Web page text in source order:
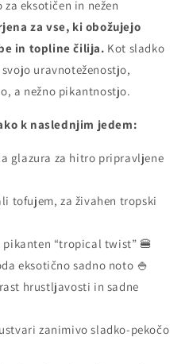
eksotičen in nežen
za vse, ki obožujejo
in topline čilija. Kot sladko
uravnoteženostjo,
a nežno pikantnostjo.
k naslednjim jedem:
glazura za hitro pripravljene
tofujem, za živahen tropski
pikanten “tropical twist” 🍔
eksotično sadno noto 🍚
hrustljavosti in sadne
zanimivo sladko-pekočo